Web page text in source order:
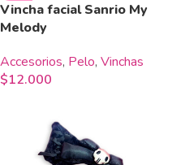
Vincha facial Sanrio My
Melody
Accesorios, Pelo, Vinchas
$12.000